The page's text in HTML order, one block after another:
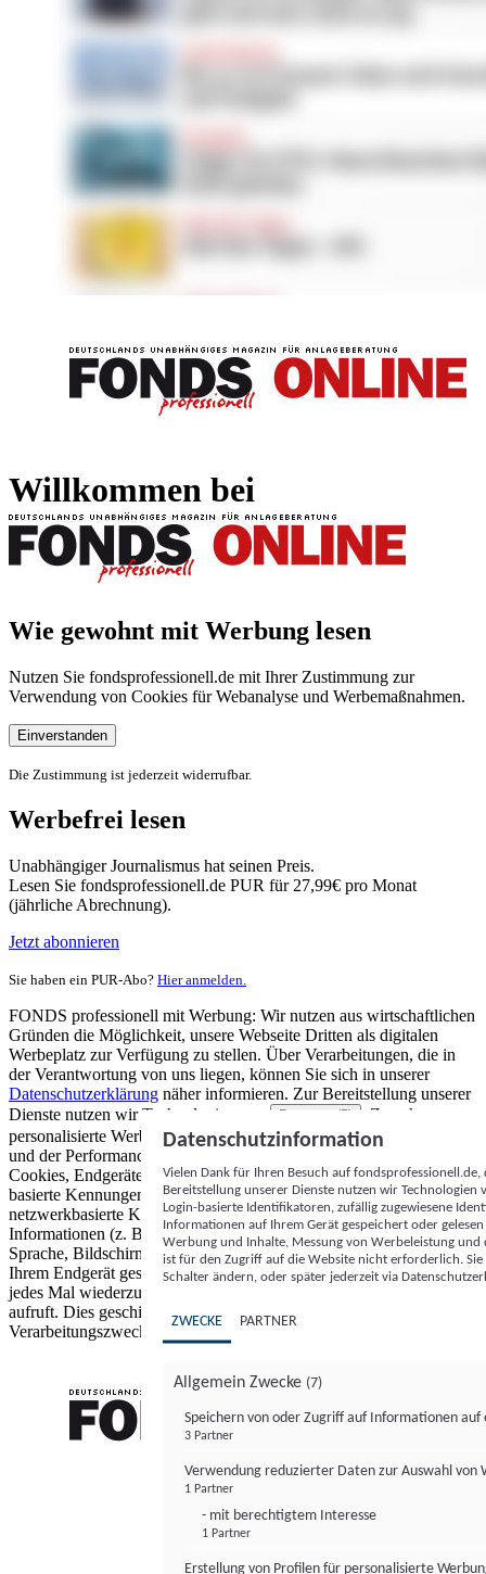
Willkommen bei
Wie gewohnt mit Werbung lesen
Nutzen Sie fondsprofessionell.de mit Ihrer Zustimmung zur
Verwendung von Cookies für Webanalyse und Werbemaßnahmen.
Einverstanden
Die Zustimmung ist jederzeit widerrufbar.
Werbefrei lesen
Unabhängiger Journalismus hat seinen Preis.
Lesen Sie fondsprofessionell.de PUR für 27,99€ pro Monat
(jährliche Abrechnung).
Jetzt abonnieren
Sie haben ein PUR-Abo? Hier anmelden.
FONDS professionell mit Werbung: Wir nutzen aus wirtschaftlichen
Gründen die Möglichkeit, unsere Webseite Dritten als digitalen
Werbeplatz zur Verfügung zu stellen. Über Verarbeitungen, die in
der Verantwortung von uns liegen, können Sie sich in unserer
Datenschutzerklärung näher informieren. Zur Bereitstellung unserer
Dienste nutzen wir Technologien von
Partnern (5)
. Zwecke:
personalisierte Werbung und Inhalte, Messung von Werbeleistung
und der Performance von Inhalten sowie Zielgruppenforschung.
Cookies, Endgeräte- oder ähnliche Online-Kennungen (z. B. login-
basierte Kennungen, zufällig generierte Kennungen,
netzwerkbasierte Kennungen) können zusammen mit anderen
Informationen (z. B. Browsertyp und Browserinformationen,
Sprache, Bildschirmgröße, unterstützte Technologien usw.) auf
Ihrem Endgerät gespeichert oder von dort ausgelesen werden, um es
jedes Mal wiederzuerkennen, wenn es eine App oder einer Webseite
aufruft. Dies geschieht für einen oder mehrere der hier aufgeführten
Verarbeitungszwecke.
Datenschutzinformation
Vielen Dank für Ihren Besuch auf
Bereitstellung unserer Dienste nutzen wir Technologien
Login-basierte Identifikatoren, zufällig zugewiesene
Informationen auf Ihrem Gerät gespeichert oder
Werbung und Inhalte, Messung von Werbeleistung
ist für den Zugriff auf die Website nicht erforderlich.
Schalter ändern, oder später jederzeit via
ZWECKE PARTNER
Allgemein Zwecke (7)
Speichern von oder Zugriff auf Informationen auf
3 Partner
Verwendung reduzierter Daten zur Auswahl von
1 Partner
- mit berechtigtem Interesse
1 Partner
Erstellung von Profilen für personalisierte
FONDS professionell